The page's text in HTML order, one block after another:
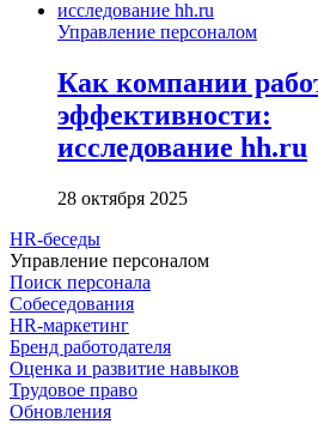
Управление персоналом
Как компании
эффективности:
исследование hh.ru
28 октября 2025
HR-беседы
Управление персоналом
Поиск персонала
Собеседования
HR-маркетинг
Бренд работодателя
Оценка и развитие навыков
Трудовое право
Обновления